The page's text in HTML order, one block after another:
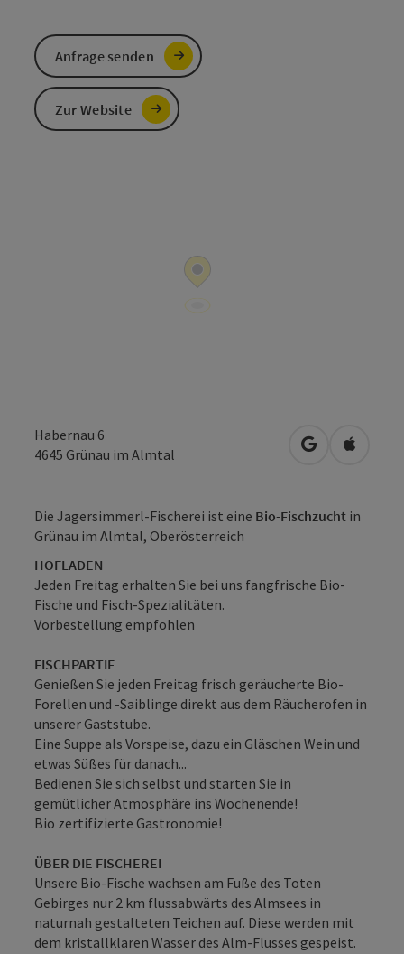
Habernau 6
4645 Grünau im Almtal in Google
in
Die Jagersimmerl-Fischerei ist eine Bio-Fischzucht in
Grünau im Almtal, Oberösterreich
HOFLADEN
Jeden Freitag erhalten Sie bei uns fangfrische Bio-
Fische und Fisch-Spezialitäten.
Vorbestellung empfohlen
FISCHPARTIE
Genießen Sie jeden Freitag frisch geräucherte Bio-
Forellen und -Saiblinge direkt aus dem Räucherofen in
unserer Gaststube.
Eine Suppe als Vorspeise, dazu ein Gläschen Wein und
etwas Süßes für danach...
Bedienen Sie sich selbst und starten Sie in
gemütlicher Atmosphäre ins Wochenende!
Bio zertifizierte Gastronomie!
ÜBER DIE FISCHEREI
Unsere Bio-Fische wachsen am Fuße des Toten
Gebirges nur 2 km flussabwärts des Almsees in
naturnah gestalteten Teichen auf. Diese werden mit
dem kristallklaren Wasser des Alm-Flusses gespeist.
Anfrage senden
Zur Website